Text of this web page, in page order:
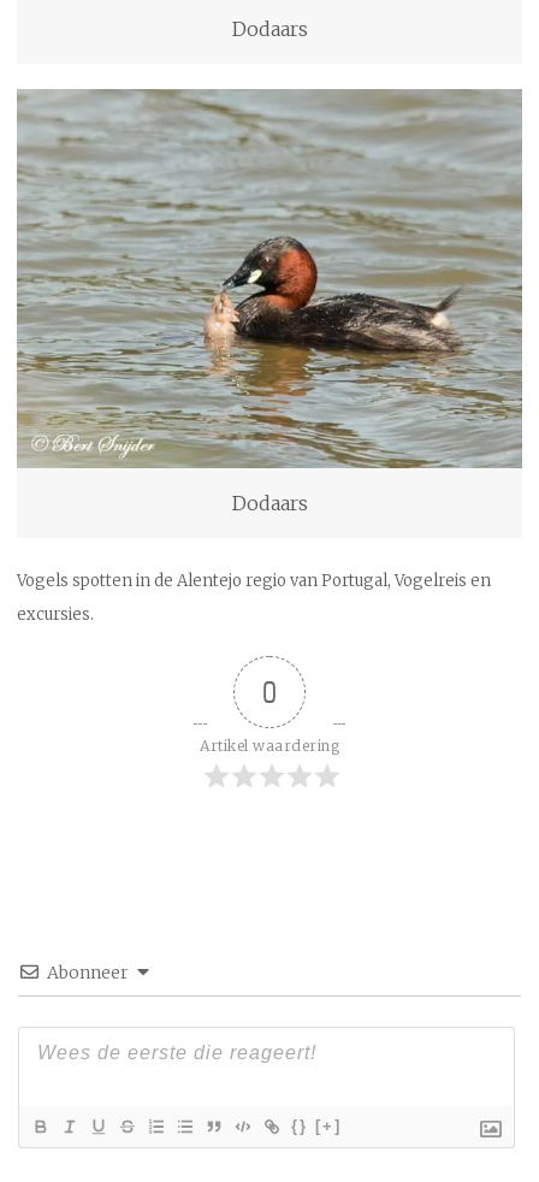
Dodaars
Dodaars
Vogels spotten in de Alentejo regio van Portugal, Vogelreis en
excursies.
0
Artikel waardering
Abonneer
{} [+]